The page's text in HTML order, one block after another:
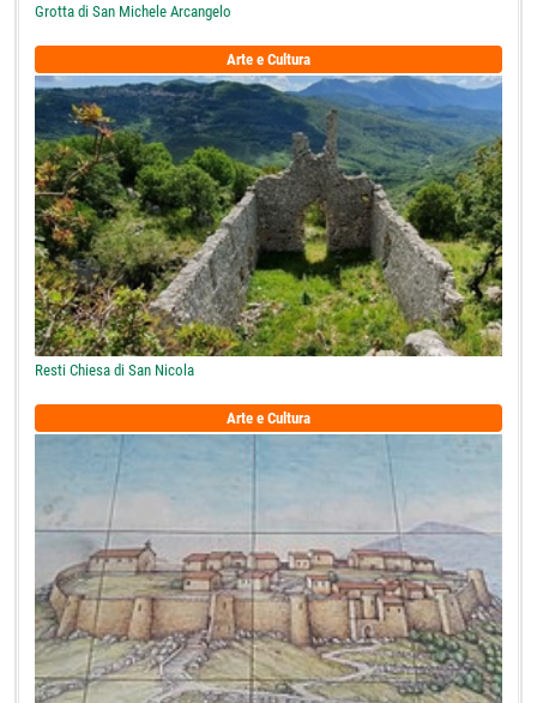
Grotta di San Michele Arcangelo
Arte e Cultura
Resti Chiesa di San Nicola
Arte e Cultura